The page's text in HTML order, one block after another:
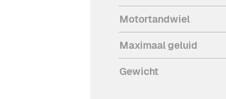
Motortandwiel
Maximaal geluid
Gewicht